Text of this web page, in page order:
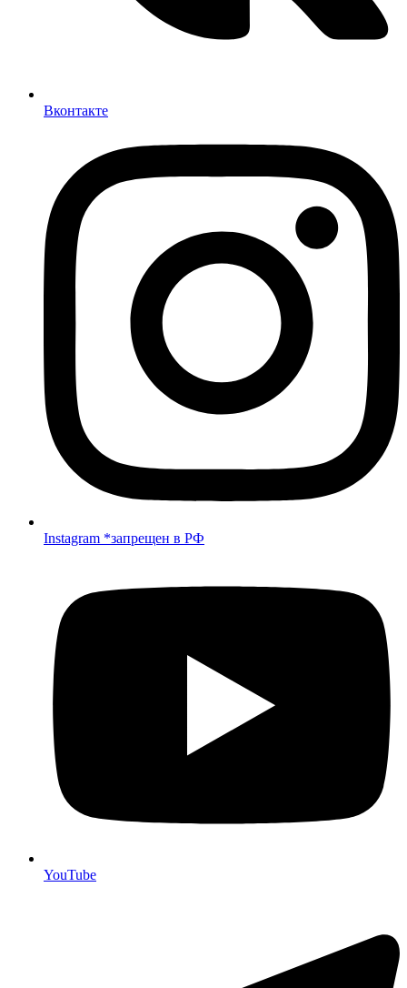
Вконтакте
Instagram *запрещен в РФ
YouTube